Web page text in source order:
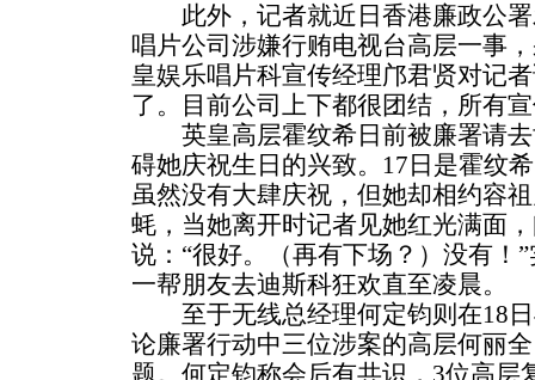
此外，记者就近日香港廉政公署
唱片公司涉嫌行贿电视台高层一事
皇娱乐唱片科宣传经理邝君贤对记
了。目前公司上下都很团结，所有
英皇高层霍纹希日前被廉署请去
碍她庆祝生日的兴致。17日是霍纹
虽然没有大肆庆祝，但她却相约容
蚝，当她离开时记者见她红光满面
说：“很好。（再有下场？）没有！
一帮朋友去迪斯科狂欢直至凌晨。
至于无线总经理何定钧则在18日
论廉署行动中三位涉案的高层何丽
题。何定钧称会后有共识，3位高层